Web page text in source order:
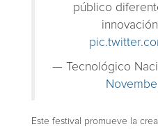
público
— Tecnológico
Este festival promueve la